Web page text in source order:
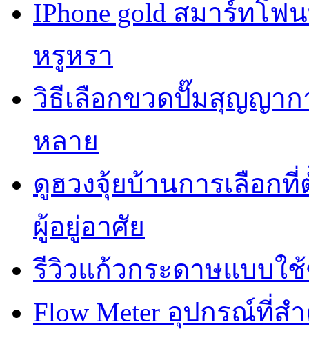
IPhone gold สมาร์ทโ
หรูหรา
วิธีเลือกขวดปั๊มสุญญาก
หลาย
ดูฮวงจุ้ยบ้านการเลือก
ผู้อยู่อาศัย
รีวิวแก้วกระดาษแบบใ
Flow Meter อุปกรณ์ที่ส